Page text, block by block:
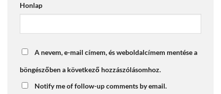
Honlap
A nevem, e-mail címem, és weboldalcímem mentése a
böngészőben a következő hozzászólásomhoz.
Notify me of follow-up comments by email.